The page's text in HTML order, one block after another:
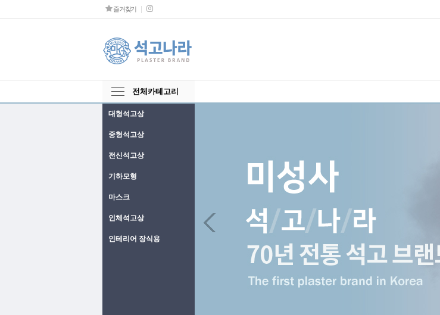
즐겨찾기
전체카테고리
대형석고상
중형석고상
전신석고상
기하모형
마스크
인체석고상
인테리어 장식용